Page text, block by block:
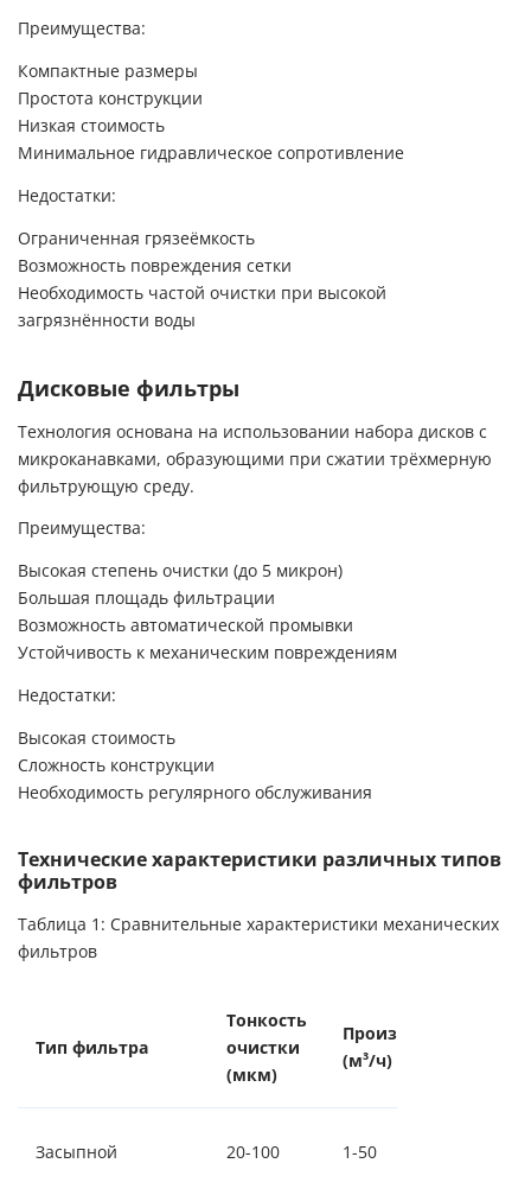
Преимущества:
Компактные размеры
Простота конструкции
Низкая стоимость
Минимальное гидравлическое сопротивление
Недостатки:
Ограниченная грязеёмкость
Возможность повреждения сетки
Необходимость частой очистки при высокой
загрязнённости воды
Дисковые фильтры
Технология основана на использовании набора дисков с
микроканавками, образующими при сжатии трёхмерную
фильтрующую среду.
Преимущества:
Высокая степень очистки (до 5 микрон)
Большая площадь фильтрации
Возможность автоматической промывки
Устойчивость к механическим повреждениям
Недостатки:
Высокая стоимость
Сложность конструкции
Необходимость регулярного обслуживания
Технические характеристики различных типов
фильтров
Таблица 1: Сравнительные характеристики механических
фильтров
Тип фильтра
Тонкость
очистки
(мкм)
Производительность
(м³/ч)
Засыпной 20-100 1-50